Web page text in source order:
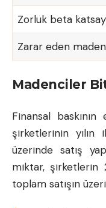
Zorluk beta
Zarar eden
Madenciler
Finansal
şirketlerinin yılın
üzerinde satış
miktar, şirketlerin
toplam satışın